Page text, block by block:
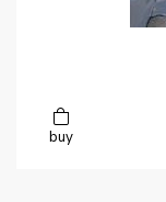
buy